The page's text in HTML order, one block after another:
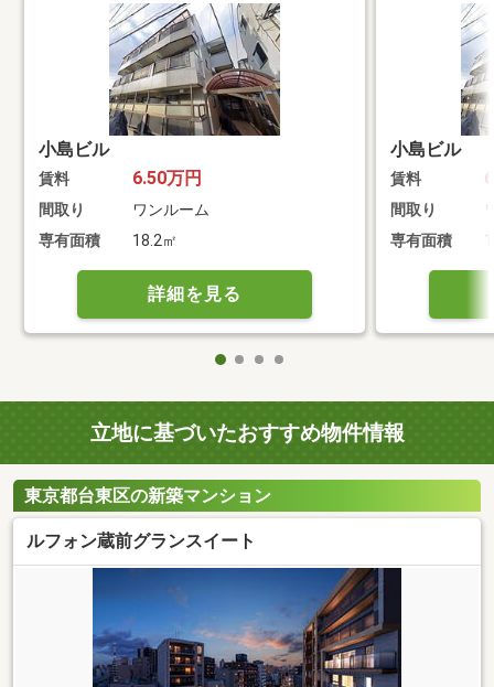
小島ビル
賃料 6.50万円
間取り
ワンルーム
専有面積
18.2㎡
詳細を見る
小島ビル
賃料
間取り
専有面積
立地に基づいたおすすめ物件情報
東京都台東区の新築マンション
ルフォン蔵前グランスイート